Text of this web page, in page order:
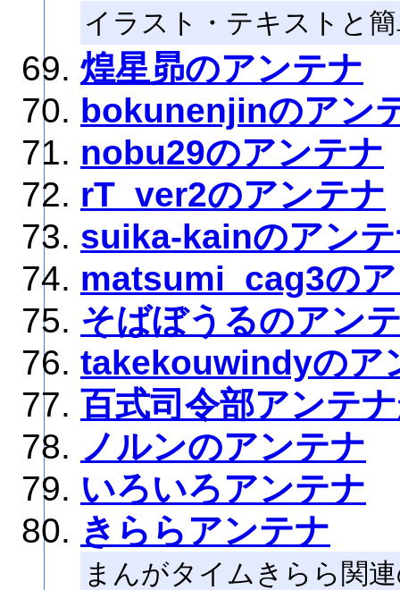
イラスト・テキストと
煌星昴のアンテナ
bokunenjinのアン
nobu29のアンテナ
rT_ver2のアンテナ
suika-kainのアン
matsumi_cag3の
そばぼうるのアン
takekouwindyのア
百式司令部アンテ
ノルンのアンテナ
いろいろアンテナ
きららアンテナ
まんがタイムきらら関